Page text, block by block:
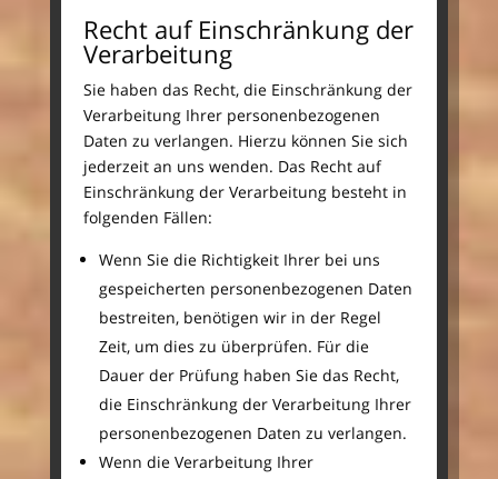
Recht auf Einschränkung der
Verarbeitung
Sie haben das Recht, die Einschränkung der
Verarbeitung Ihrer personenbezogenen
Daten zu verlangen. Hierzu können Sie sich
jederzeit an uns wenden. Das Recht auf
Einschränkung der Verarbeitung besteht in
folgenden Fällen:
Wenn Sie die Richtigkeit Ihrer bei uns
gespeicherten personenbezogenen Daten
bestreiten, benötigen wir in der Regel
Zeit, um dies zu überprüfen. Für die
Dauer der Prüfung haben Sie das Recht,
die Einschränkung der Verarbeitung Ihrer
personenbezogenen Daten zu verlangen.
Wenn die Verarbeitung Ihrer